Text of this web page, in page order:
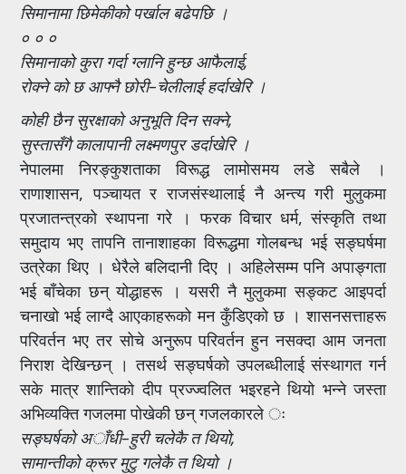
सिमानामा छिमेकीको पर्खाल बढेपछि ।
० ० ०
सिमानाको कुरा गर्दा ग्लानि हुन्छ आफैलाई,
रोक्ने को छ आफ्नै छोरी–चेलीलाई हर्दाखेरि ।
कोही छैन सुरक्षाको अनुभूति दिन सक्ने,
सुस्तासँगै कालापानी लक्ष्मणपुर डर्दाखेरि ।
नेपालमा निरङ्कुशताका विरूद्ध लामोसमय लडे सबैले ।
राणाशासन, पञ्चायत र राजसंस्थालाई नै अन्त्य गरी मुलुकमा
प्रजातन्त्रको स्थापना गरे । फरक विचार धर्म, संस्कृति तथा
समुदाय भए तापनि तानाशाहका विरूद्धमा गोलबन्ध भई सङ्घर्षमा
उत्रेका थिए । धेरैले बलिदानी दिए । अहिलेसम्म पनि अपाङ्गता
भई बाँचेका छन् योद्धाहरू । यसरी नै मुलुकमा सङ्कट आइपर्दा
चनाखो भई लाग्दै आएकाहरूको मन कुँडिएको छ । शासनसत्ताहरू
परिवर्तन भए तर सोचे अनुरूप परिवर्तन हुन नसक्दा आम जनता
निराश देखिन्छन् । तसर्थ सङ्घर्षको उपलब्धीलाई संस्थागत गर्न
सके मात्र शान्तिको दीप प्रज्ज्वलित भइरहने थियो भन्ने जस्ता
अभिव्यक्ति गजलमा पोखेकी छन् गजलकारले ः
सङ्घर्षको अाँधी–हुरी चलेकै त थियो,
सामान्तीको क्रूर मुटु गलेकै त थियो ।